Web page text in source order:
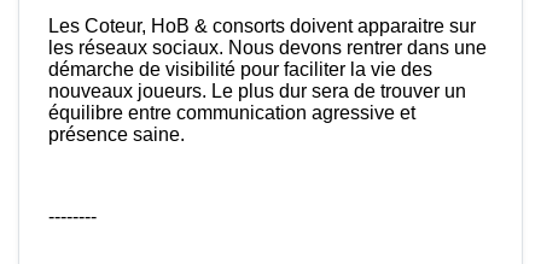
Les Coteur, HoB & consorts doivent apparaitre sur
les réseaux sociaux. Nous devons rentrer dans une
démarche de visibilité pour faciliter la vie des
nouveaux joueurs. Le plus dur sera de trouver un
équilibre entre communication agressive et
présence saine.
--------